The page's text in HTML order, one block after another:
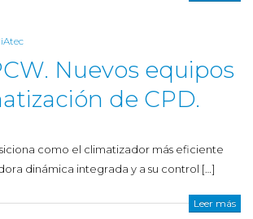
Nuevos equipos
de CPD.
como el climatizador más eficiente
dinámica integrada y a su control […]
Leer más